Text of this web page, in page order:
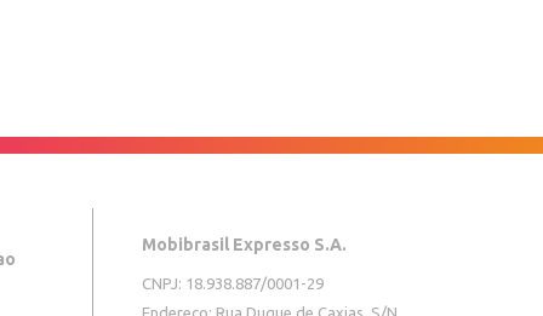
Mobibrasil Expresso S.A.
CNPJ: 18.938.887/0001-29
Endereço: Rua Duque de Caxias, S/N